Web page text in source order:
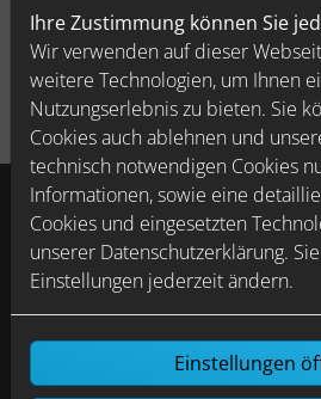
Pflegeleichtigkeit gerecht wird.
Ihre Zustimmung können Sie
Wir verwenden auf dieser
weitere Technologien, um Ihnen
Nutzungserlebnis zu bieten. Sie
Cookies auch ablehnen und
technisch notwendigen Cookies
Informationen, sowie eine
Cookies und eingesetzten
unserer Datenschutzerklärung.
Einstellungen jederzeit ändern.
Einstellungen